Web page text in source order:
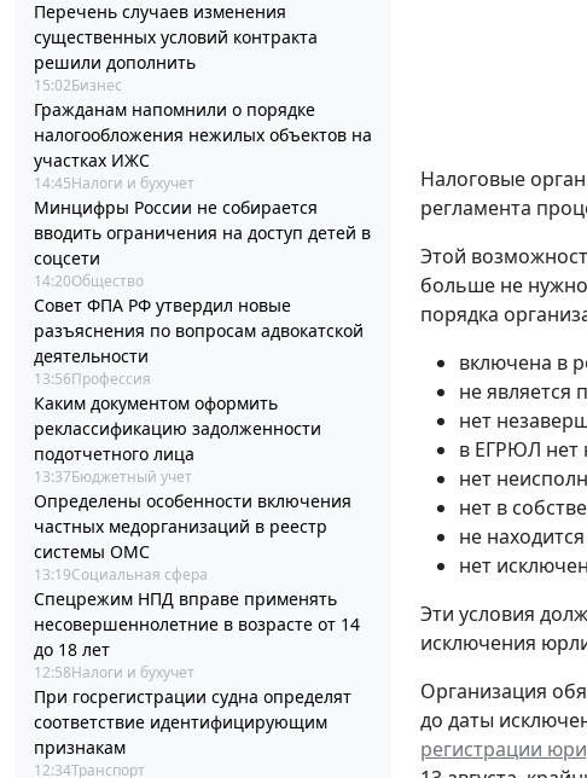
Перечень случаев изменения
существенных условий контракта
решили дополнить
15:02Бизнес
Гражданам напомнили о порядке
налогообложения нежилых объектов на
участках ИЖС
14:45Налоги и бухучет
Минцифры России не собирается
вводить ограничения на доступ детей в
соцсети
14:20Общество
Совет ФПА РФ утвердил новые
разъяснения по вопросам адвокатской
деятельности
13:56Профессия
Каким документом оформить
реклассификацию задолженности
подотчетного лица
13:37Бюджетный учет
Определены особенности включения
частных медорганизаций в реестр
системы ОМС
13:19Социальная сфера
Спецрежим НПД вправе применять
несовершеннолетние в возрасте от 14
до 18 лет
12:58Налоги и бухучет
При госрегистрации судна определят
соответствие идентифицирующим
признакам
12:34Транспорт
Налоговые
регламента
Этой
больше не
порядка
включена в
не
нет
в ЕГРЮЛ нет
нет
нет в
не
нет
Эти условия
исключения
Организация
до даты
регистрации